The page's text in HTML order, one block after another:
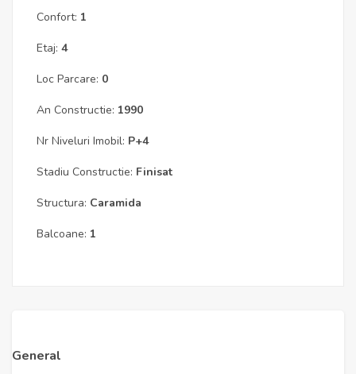
Confort: 1
Etaj: 4
Loc Parcare: 0
An Constructie: 1990
Nr Niveluri Imobil: P+4
Stadiu Constructie: Finisat
Structura: Caramida
Balcoane: 1
General